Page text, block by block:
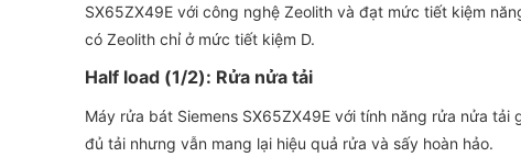
SX65ZX49E với công nghệ Zeolith và đạt mức tiết kiệm
có Zeolith chỉ ở mức tiết kiệm D.
Half load (1/2): Rửa nửa tải
Máy rửa bát Siemens SX65ZX49E với tính năng rửa nửa
đủ tải nhưng vẫn mang lại hiệu quả rửa và sấy hoàn hảo.